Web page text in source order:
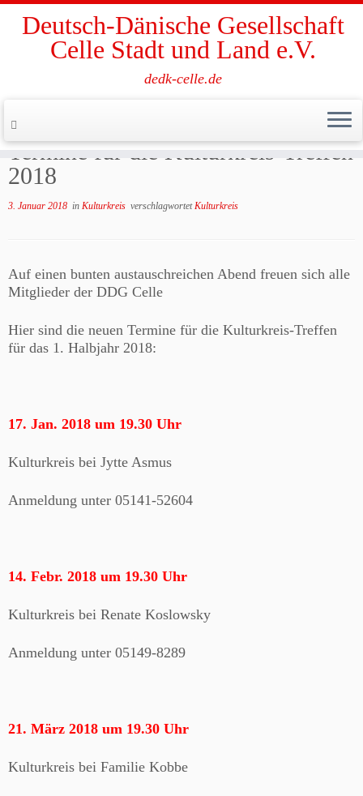
springen
Deutsch-Dänische Gesellschaft
Celle Stadt und Land e.V.
dedk-celle.de
Termine für die Kulturkreis-Treffen
2018
3. Januar 2018 in Kulturkreis verschlagwortetKulturkreis
Auf einen bunten austauschreichen Abend freuen sich alle
Mitglieder der DDG Celle
Hier sind die neuen Termine für die Kulturkreis-Treffen
für das 1. Halbjahr 2018:
17. Jan. 2018 um 19.30 Uhr
Kulturkreis bei Jytte Asmus
Anmeldung unter 05141-52604
14. Febr. 2018 um 19.30 Uhr
Kulturkreis bei Renate Koslowsky
Anmeldung unter 05149-8289
21. März 2018 um 19.30 Uhr
Kulturkreis bei Familie Kobbe